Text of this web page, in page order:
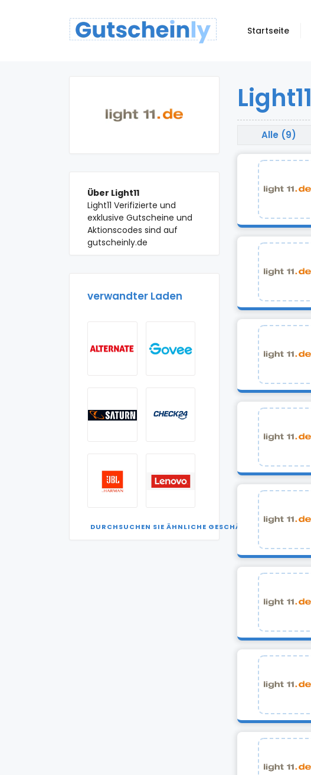
Startseite
Über Light11
Light11 Verifizierte und
exklusive Gutscheine und
Aktionscodes sind auf
gutscheinly.de
verwandter Laden
DURCHSUCHEN SIE ÄHNLICHE GESCHÄFTE
Alle (9)